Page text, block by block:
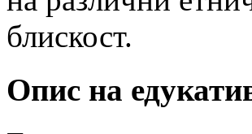
блискост.
Опис на